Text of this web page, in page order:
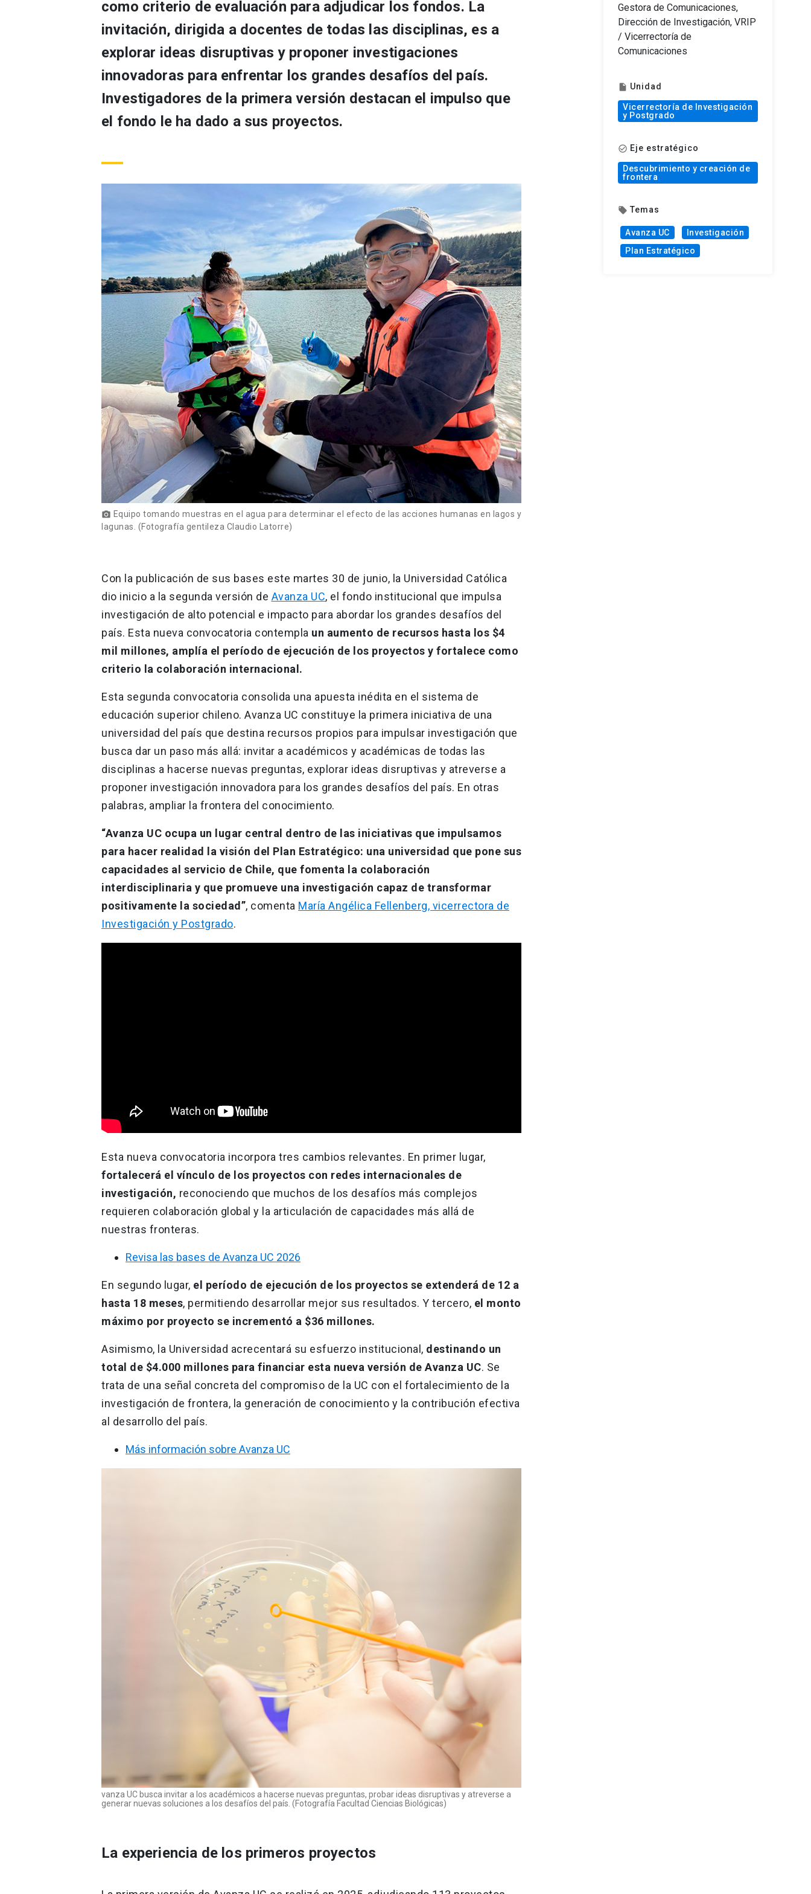
como criterio de evaluación para adjudicar los fondos. La
invitación, dirigida a docentes de todas las disciplinas, es a
explorar ideas disruptivas y proponer investigaciones
innovadoras para enfrentar los grandes desafíos del país.
Investigadores de la primera versión destacan el impulso que
el fondo le ha dado a sus proyectos.
photo_camera Equipo tomando muestras en el agua para determinar el efecto de las acciones humanas en lagos y
lagunas. (Fotografía gentileza Claudio Latorre)
Con la publicación de sus bases este martes 30 de junio, la Universidad Católica
dio inicio a la segunda versión de Avanza UC, el fondo institucional que impulsa
investigación de alto potencial e impacto para abordar los grandes desafíos del
país. Esta nueva convocatoria contempla un aumento de recursos hasta los $4
mil millones, amplía el período de ejecución de los proyectos y fortalece como
criterio la colaboración internacional.
Esta segunda convocatoria consolida una apuesta inédita en el sistema de
educación superior chileno. Avanza UC constituye la primera iniciativa de una
universidad del país que destina recursos propios para impulsar investigación que
busca dar un paso más allá: invitar a académicos y académicas de todas las
disciplinas a hacerse nuevas preguntas, explorar ideas disruptivas y atreverse a
proponer investigación innovadora para los grandes desafíos del país. En otras
palabras, ampliar la frontera del conocimiento.
“Avanza UC ocupa un lugar central dentro de las iniciativas que impulsamos
para hacer realidad la visión del Plan Estratégico: una universidad que pone sus
capacidades al servicio de Chile, que fomenta la colaboración
interdisciplinaria y que promueve una investigación capaz de transformar
positivamente la sociedad”, comenta María Angélica Fellenberg, vicerrectora de
Investigación y Postgrado.
Esta nueva convocatoria incorpora tres cambios relevantes. En primer lugar,
fortalecerá el vínculo de los proyectos con redes internacionales de
investigación, reconociendo que muchos de los desafíos más complejos
requieren colaboración global y la articulación de capacidades más allá de
nuestras fronteras.
Revisa las bases de Avanza UC 2026
En segundo lugar, el período de ejecución de los proyectos se extenderá de 12 a
hasta 18 meses, permitiendo desarrollar mejor sus resultados. Y tercero, el monto
máximo por proyecto se incrementó a $36 millones.
Asimismo, la Universidad acrecentará su esfuerzo institucional, destinando un
total de $4.000 millones para financiar esta nueva versión de Avanza UC. Se
trata de una señal concreta del compromiso de la UC con el fortalecimiento de la
investigación de frontera, la generación de conocimiento y la contribución efectiva
al desarrollo del país.
Más información sobre Avanza UC
vanza UC busca invitar a los académicos a hacerse nuevas preguntas, probar ideas disruptivas y atreverse a
generar nuevas soluciones a los desafíos del país. (Fotografía Facultad Ciencias Biológicas)
La experiencia de los primeros proyectos
Gestora de Comunicaciones,
Dirección de Investigación, VRIP
/ Vicerrectoría de
Comunicaciones
insert_drive_file Unidad
Vicerrectoría de Investigación
y Postgrado
check_circle_outline Eje estratégico
Descubrimiento y creación de
frontera
local_offer Temas
Avanza UC
Investigación
Plan Estratégico